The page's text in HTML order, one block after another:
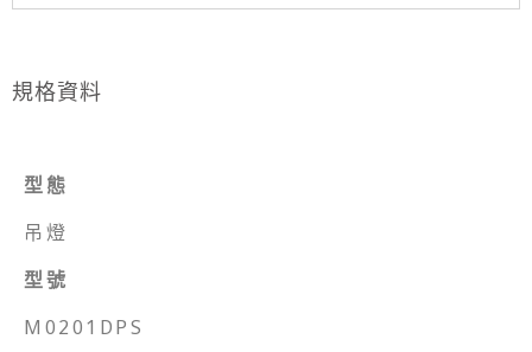
規格資料
型態
吊燈
型號
M0201DPS